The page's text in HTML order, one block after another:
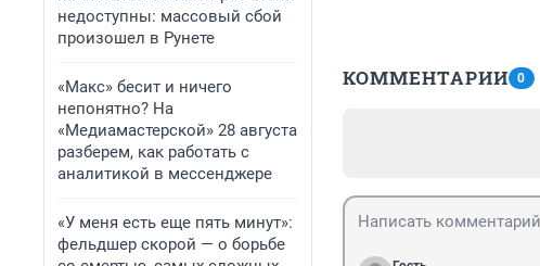
недоступны: массовый сбой
произошел в Рунете
«Макс» бесит и ничего
непонятно? На
«Медиамастерской» 28 августа
разберем, как работать с
аналитикой в мессенджере
«У меня есть еще пять минут»:
фельдшер скорой — о борьбе
КОММЕНТАРИИ 0